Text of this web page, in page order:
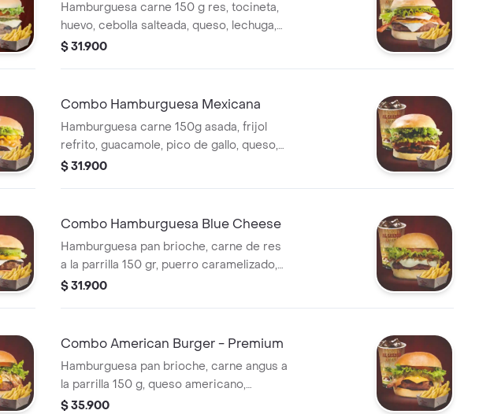
Hamburguesa carne 150 g res, tocineta,
huevo, cebolla salteada, queso, lechuga,
tomate, papas francesas y gaseosa a
$ 31.900
Combo Hamburguesa Mexicana
Hamburguesa carne 150g asada, frijol
refrito, guacamole, pico de gallo, queso,
lechuga, tomate, papas fritas y gaseosa a
$ 31.900
Combo Hamburguesa Blue Cheese
Hamburguesa pan brioche, carne de res
a la parrilla 150 gr, puerro caramelizado,
queso azul, mozzarella, lechuga, tomate,
$ 31.900
Combo American Burger - Premium
Hamburguesa pan brioche, carne angus a
la parrilla 150 g, queso americano,
pepinillos, heinz, tocineta, tomate, lechuga
$ 35.900